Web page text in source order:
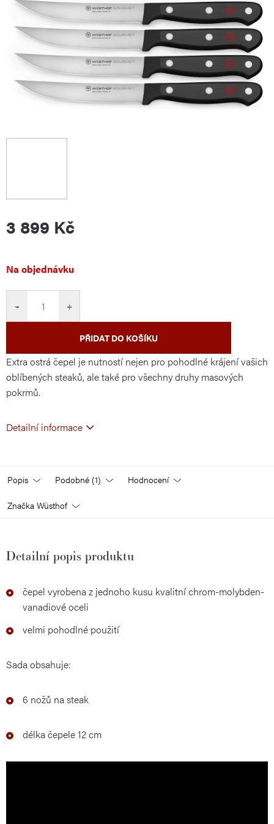
3 899 Kč
Měrná
Na objednávku
+
−
PŘIDAT DO KOŠÍKU
Extra ostrá čepel je nutností nejen pro pohodlné krájení vašich
oblíbených steaků, ale také pro všechny druhy masových
pokrmů.
Detailní informace
Popis Podobné (1) Hodnocení
Značka Wüsthof
Detailní popis produktu
čepel vyrobena z jednoho kusu kvalitní chrom-molybden-
vanadiové oceli
velmi pohodlné použití
Sada obsahuje:
6 nožů na steak
délka čepele 12 cm